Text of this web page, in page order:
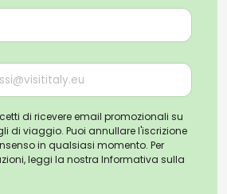
di ricevere email promozionali su
di viaggio. Puoi annullare l'iscrizione
in qualsiasi momento. Per
leggi la nostra Informativa sulla